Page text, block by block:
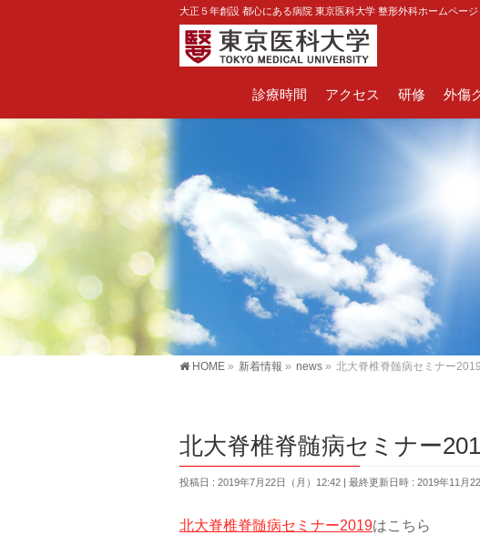
大正５年創設 都心にある病院 東京医科大学 整形外科ホームページ
診療時間 アクセス 研修 外傷
HOME » 新着情報 » news » 北大脊椎脊髄病セミナー2019
北大脊椎脊髄病セミナー
投稿日 : 2019年7月22日（月）12:42 最終更新日時 : 2019年11月
北大脊椎脊髄病セミナー2019はこちら